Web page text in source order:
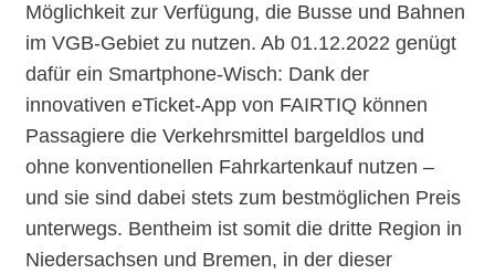
Möglichkeit zur Verfügung, die Busse und Bahnen
im VGB-Gebiet zu nutzen. Ab 01.12.2022 genügt
dafür ein Smartphone-Wisch: Dank der
innovativen eTicket-App von FAIRTIQ können
Passagiere die Verkehrsmittel bargeldlos und
ohne konventionellen Fahrkartenkauf nutzen –
und sie sind dabei stets zum bestmöglichen Preis
unterwegs. Bentheim ist somit die dritte Region in
Niedersachsen und Bremen, in der dieser